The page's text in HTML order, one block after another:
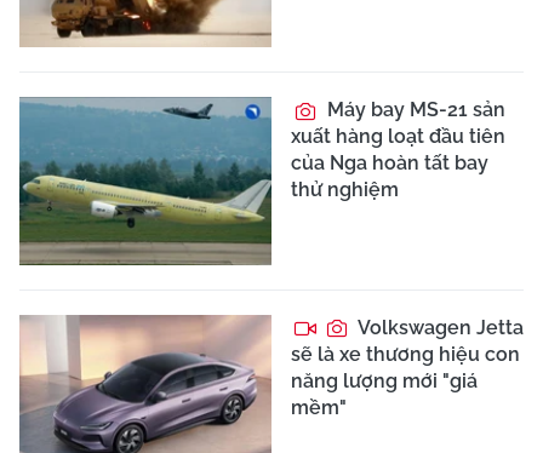
Máy bay MS-21 sản
xuất hàng loạt đầu tiên
của Nga hoàn tất bay
thử nghiệm
Volkswagen Jetta
sẽ là xe thương hiệu con
năng lượng mới "giá
mềm"